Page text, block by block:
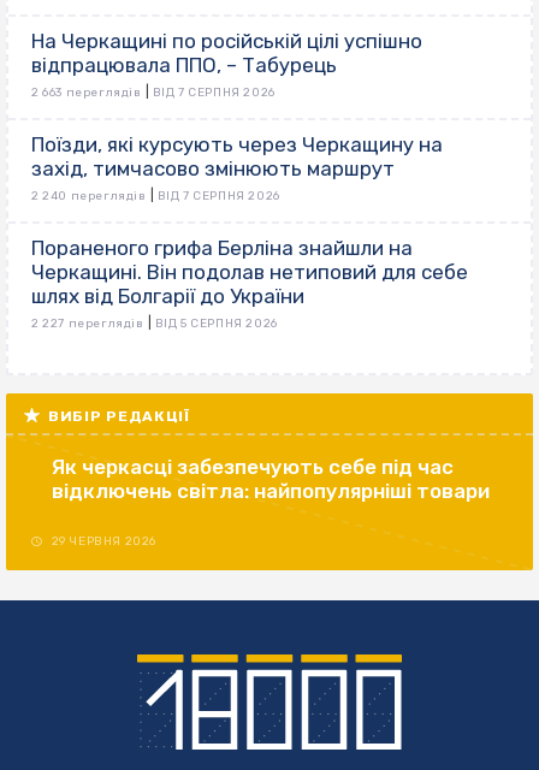
На Черкащині по російській цілі успішно
відпрацювала ППО, – Табурець
2 663 переглядів ВІД 7 СЕРПНЯ 2026
Поїзди, які курсують через Черкащину на
захід, тимчасово змінюють маршрут
2 240 переглядів ВІД 7 СЕРПНЯ 2026
Пораненого грифа Берліна знайшли на
Черкащині. Він подолав нетиповий для себе
шлях від Болгарії до України
2 227 переглядів ВІД 5 СЕРПНЯ 2026
ВИБІР РЕДАКЦІЇ
Як черкасці забезпечують себе під час
відключень світла: найпопулярніші товари
29 ЧЕРВНЯ 2026